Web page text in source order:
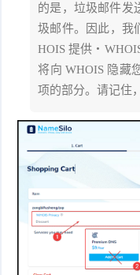
的是，垃圾邮件发
圾邮件。因此，我
HOIS 提供・
将向 WHOIS 隐藏
项的部分。请记住